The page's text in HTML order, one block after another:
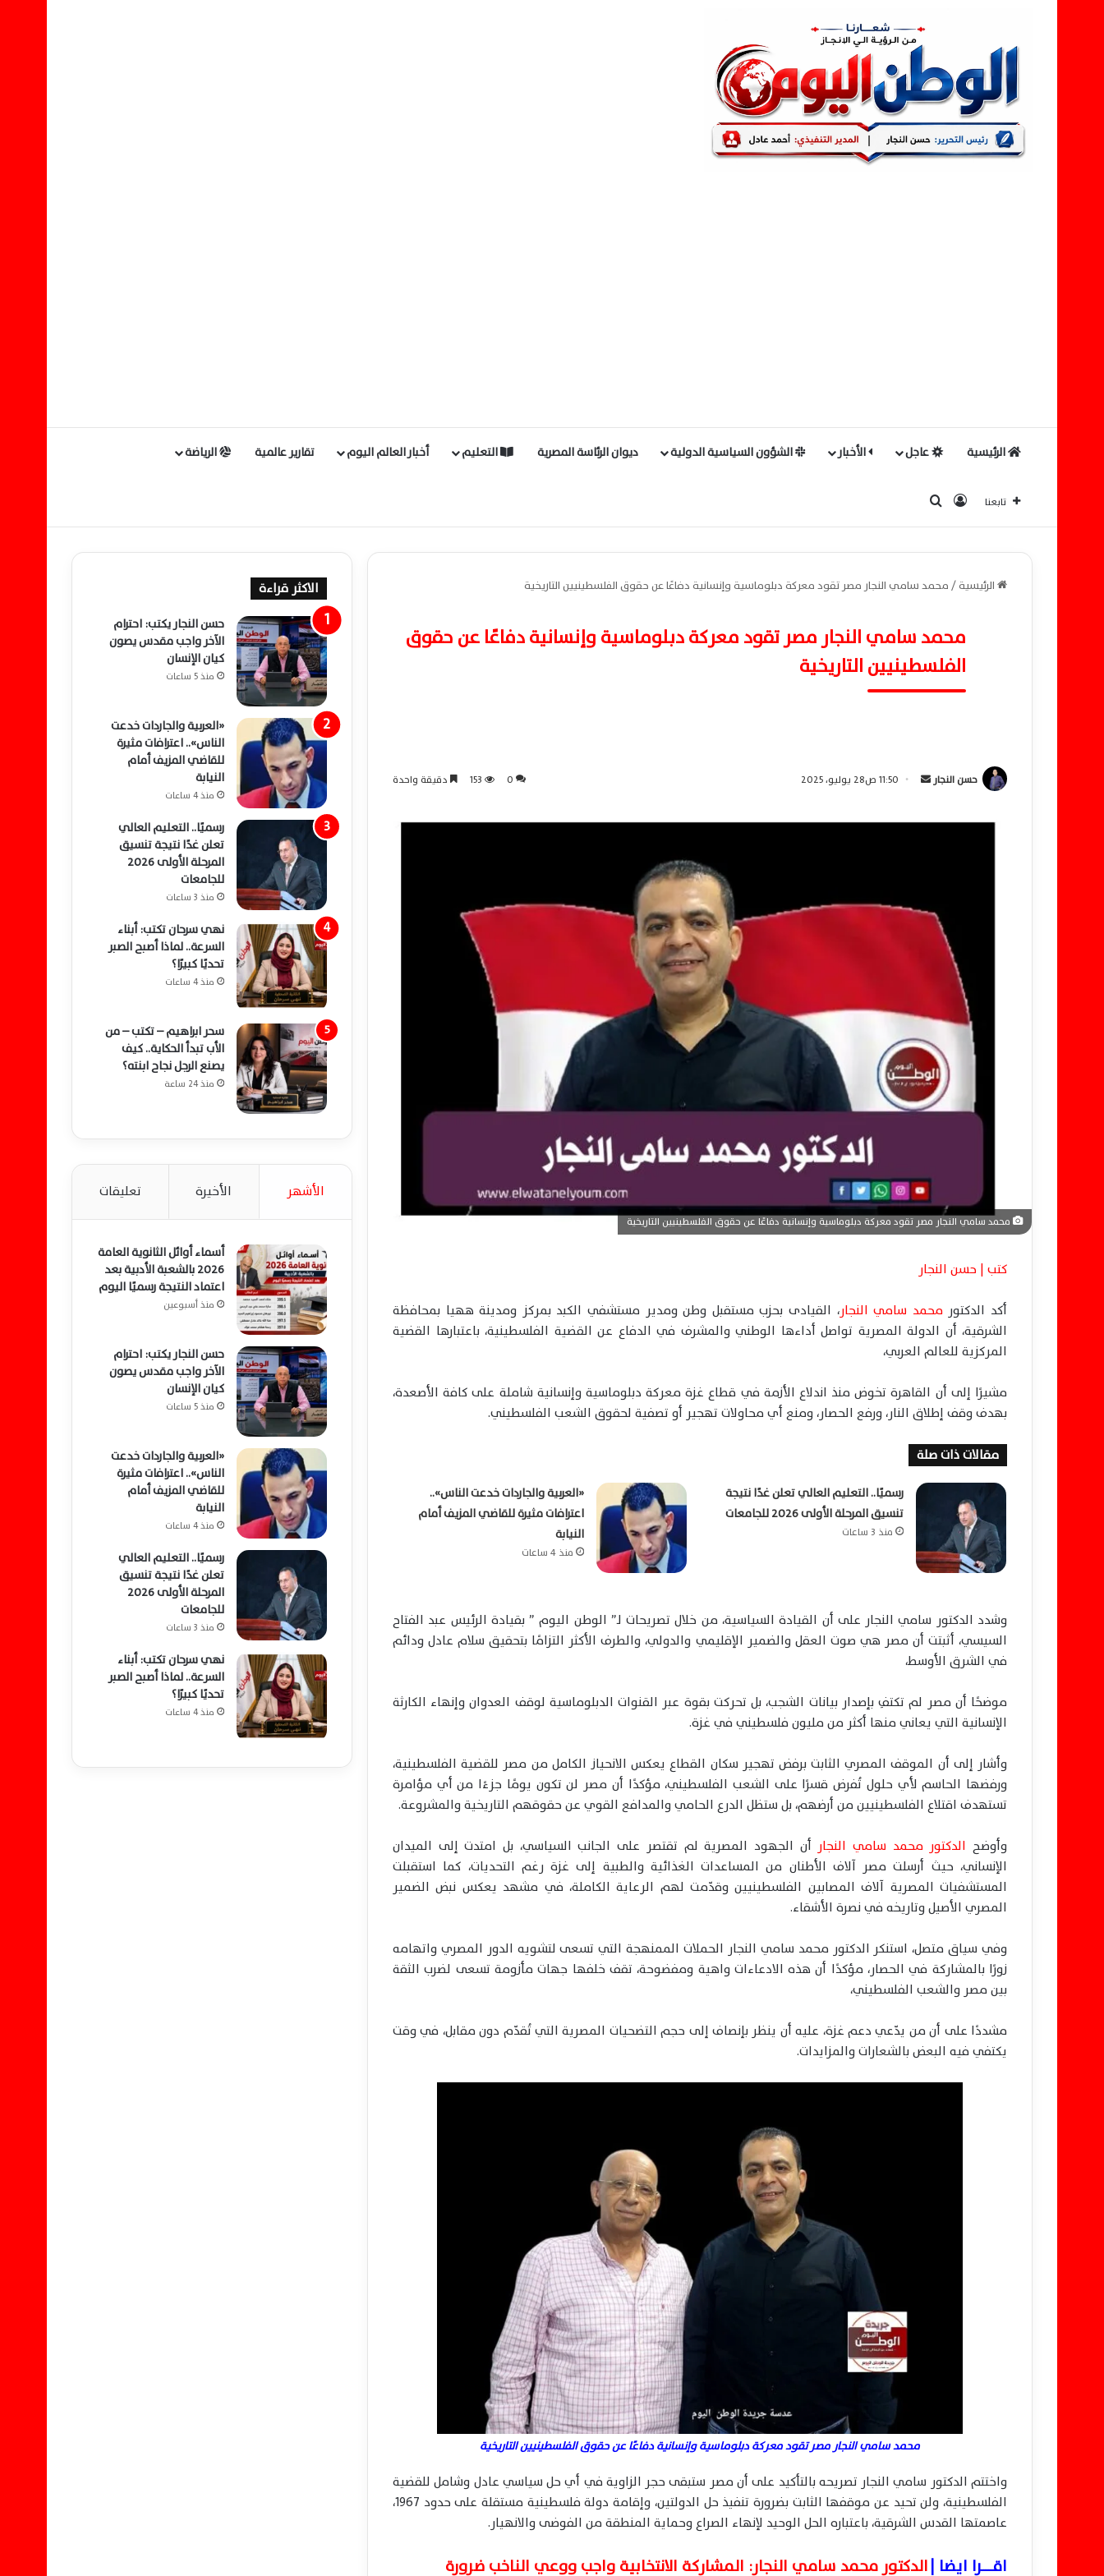
الرئيسية عاجل الأخبار الشؤون السياسية الدولية ديوان الرئاسة المصرية التعليم أخبار العالم اليوم تقارير عالمية الرياضة
تابعنا تسجيل الدخول
الرئيسية/محمد سامي النجار مصر تقود معركة دبلوماسية وإنسانية دفاعًا عن حقوق الفلسطينيين التاريخية
محمد سامي النجار مصر تقود معركة دبلوماسية وإنسانية دفاعًا عن حقوق
الفلسطينيين التاريخية
حسن النجار
س
د
ت
ر
ن
ي
ا
11:50 ص28 يوليو، 2025 0
153 دقيقة واحدة
محمد سامي النجار مصر تقود معركة دبلوماسية وإنسانية دفاعًا عن حقوق الفلسطينيين التاريخية
كتب | حسن النجار
أكد الدكتورمحمد سامي النجار، القيادى بحزب مستقبل وطن ومدير مستشفي الكبد بمركز ومدينة ههيا بمحافظة
الشرقية، أن الدولة المصرية تواصل أداءها الوطني والمشرف في الدفاع عن القضية الفلسطينية، باعتبارها القضية
المركزية للعالم العربي،
مشيرًا إلى أن القاهرة تخوض منذ اندلاع الأزمة في قطاع غزة معركة دبلوماسية وإنسانية شاملة على كافة الأصعدة،
بهدف وقف إطلاق النار، ورفع الحصار، ومنع أي محاولات تهجير أو تصفية لحقوق الشعب الفلسطيني.
مقالات ذات صلة
رسميًا.. التعليم العالي تعلن غدًا نتيجة
تنسيق المرحلة الأولى 2026 للجامعات
منذ 3 ساعات
«العربية والجاردات خدعت الناس»..
اعترافات مثيرة للقاضي المزيف أمام
النيابة
منذ 4 ساعات
وشدد الدكتور سامي النجار على أن القيادة السياسية، من خلال تصريحات لـ” الوطن اليوم ” بقيادة الرئيس عبد الفتاح
السيسي، أثبتت أن مصر هي صوت العقل والضمير الإقليمي والدولي، والطرف الأكثر التزامًا بتحقيق سلام عادل ودائم
في الشرق الأوسط،
موضحًا أن مصر لم تكتفِ بإصدار بيانات الشجب، بل تحركت بقوة عبر القنوات الدبلوماسية لوقف العدوان وإنهاء الكارثة
الإنسانية التي يعاني منها أكثر من مليون فلسطيني في غزة.
وأشار إلى أن الموقف المصري الثابت برفض تهجير سكان القطاع يعكس الانحياز الكامل من مصر للقضية الفلسطينية،
ورفضها الحاسم لأي حلول تُفرض قسرًا على الشعب الفلسطيني، مؤكدًا أن مصر لن تكون يومًا جزءًا من أي مؤامرة
تستهدف اقتلاع الفلسطينيين من أرضهم، بل ستظل الدرع الحامي والمدافع القوي عن حقوقهم التاريخية والمشروعة.
وأوضح الدكتور محمد سامي النجارأن الجهود المصرية لم تقتصر على الجانب السياسي، بل امتدت إلى الميدان
الإنساني، حيث أرسلت مصر آلاف الأطنان من المساعدات الغذائية والطبية إلى غزة رغم التحديات، كما استقبلت
المستشفيات المصرية آلاف المصابين الفلسطينيين وقدّمت لهم الرعاية الكاملة، في مشهد يعكس نبض الضمير
المصري الأصيل وتاريخه في نصرة الأشقاء.
وفي سياق متصل، استنكر الدكتور محمد سامي النجار الحملات الممنهجة التي تسعى لتشويه الدور المصري واتهامه
زورًا بالمشاركة في الحصار، مؤكدًا أن هذه الادعاءات واهية ومفضوحة، تقف خلفها جهات مأزومة تسعى لضرب الثقة
بين مصر والشعب الفلسطيني،
مشددًا على أن من يدّعي دعم غزة، عليه أن ينظر بإنصاف إلى حجم التضحيات المصرية التي تُقدّم دون مقابل، في وقت
يكتفي فيه البعض بالشعارات والمزايدات.
محمد سامي النجار مصر تقود معركة دبلوماسية وإنسانية دفاعًا عن حقوق الفلسطينيين التاريخية
واختتم الدكتور سامي النجار تصريحه بالتأكيد على أن مصر ستبقى حجر الزاوية في أي حل سياسي عادل وشامل للقضية
الفلسطينية، ولن تحيد عن موقفها الثابت بضرورة تنفيذ حل الدولتين، وإقامة دولة فلسطينية مستقلة على حدود 1967،
عاصمتها القدس الشرقية، باعتباره الحل الوحيد لإنهاء الصراع وحماية المنطقة من الفوضى والانهيار.
اقـــــــرا ايضا |الدكتور محمد سامي النجار: المشاركة الانتخابية واجب ووعي الناخب ضرورة
الاكثر قراءة
حسن النجار يكتب: احترام
الآخر واجب مقدس يصون
كيان الإنسان
منذ 5 ساعات
«العربية والجاردات خدعت
الناس».. اعترافات مثيرة
للقاضي المزيف أمام
النيابة
منذ 4 ساعات
رسميًا.. التعليم العالي
تعلن غدًا نتيجة تنسيق
المرحلة الأولى 2026
للجامعات
منذ 3 ساعات
نهي سرحان تكتب: أبناء
السرعة.. لماذا أصبح الصبر
تحديًا كبيرًا؟
منذ 4 ساعات
سحر ابراهيم – تكتب – من
الأب تبدأ الحكاية.. كيف
يصنع الرجل نجاح ابنته؟
منذ 24 ساعة
الأشهر الأخيرة تعليقات
أسماء أوائل الثانوية العامة
2026 بالشعبة الأدبية بعد
اعتماد النتيجة رسميًا اليوم
منذ أسبوعين
حسن النجار يكتب: احترام
الآخر واجب مقدس يصون
كيان الإنسان
منذ 5 ساعات
«العربية والجاردات خدعت
الناس».. اعترافات مثيرة
للقاضي المزيف أمام
النيابة
منذ 4 ساعات
رسميًا.. التعليم العالي
تعلن غدًا نتيجة تنسيق
المرحلة الأولى 2026
للجامعات
منذ 3 ساعات
نهي سرحان تكتب: أبناء
السرعة.. لماذا أصبح الصبر
تحديًا كبيرًا؟
منذ 4 ساعات